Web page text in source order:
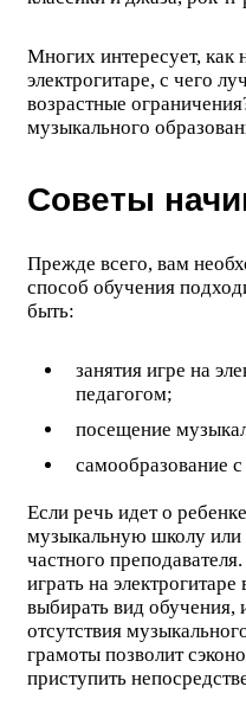
Многих интересует, как
электрогитаре, с чего
возрастные
музыкального
Советы
Прежде всего, вам
способ обучения
быть:
занятия игре на
педагогом;
посещение
самообразование
Если речь идет о
музыкальную школу или
частного
играть на
выбирать вид обучения,
отсутствия
грамоты позволит
приступить